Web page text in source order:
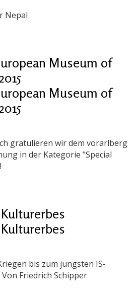
Nepal
Museum of
Museum of
gratulieren wir dem vorarlberg
in der Kategorie "Special
bis zum jüngsten IS-
Friedrich Schipper